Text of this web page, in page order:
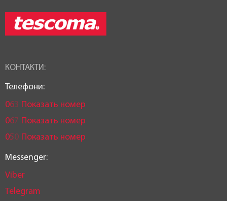
КОНТАКТИ:
Телефони:
063 Показать номер
067 Показать номер
050 Показать номер
Messenger:
Viber
Telegram